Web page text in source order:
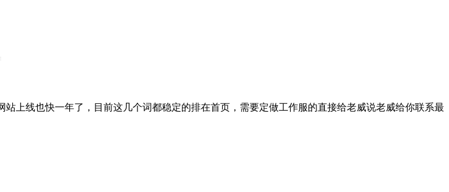
上线也快一年了，目前这几个词都稳定的排在首页，需要定做工作服的直接给老威说老威给你联系最